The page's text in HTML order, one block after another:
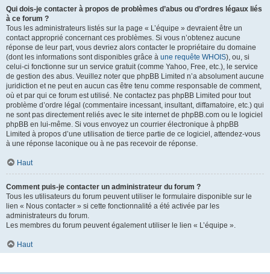
Qui dois-je contacter à propos de problèmes d’abus ou d’ordres légaux liés
à ce forum ?
Tous les administrateurs listés sur la page « L’équipe » devraient être un
contact approprié concernant ces problèmes. Si vous n’obtenez aucune
réponse de leur part, vous devriez alors contacter le propriétaire du domaine
(dont les informations sont disponibles grâce à une requête WHOIS), ou, si
celui-ci fonctionne sur un service gratuit (comme Yahoo, Free, etc.), le service
de gestion des abus. Veuillez noter que phpBB Limited n’a absolument aucune
juridiction et ne peut en aucun cas être tenu comme responsable de comment,
où et par qui ce forum est utilisé. Ne contactez pas phpBB Limited pour tout
problème d’ordre légal (commentaire incessant, insultant, diffamatoire, etc.) qui
ne sont pas directement reliés avec le site internet de phpBB.com ou le logiciel
phpBB en lui-même. Si vous envoyez un courrier électronique à phpBB
Limited à propos d’une utilisation de tierce partie de ce logiciel, attendez-vous
à une réponse laconique ou à ne pas recevoir de réponse.
Haut
Comment puis-je contacter un administrateur du forum ?
Tous les utilisateurs du forum peuvent utiliser le formulaire disponible sur le
lien « Nous contacter » si cette fonctionnalité a été activée par les
administrateurs du forum.
Les membres du forum peuvent également utiliser le lien « L’équipe ».
Haut